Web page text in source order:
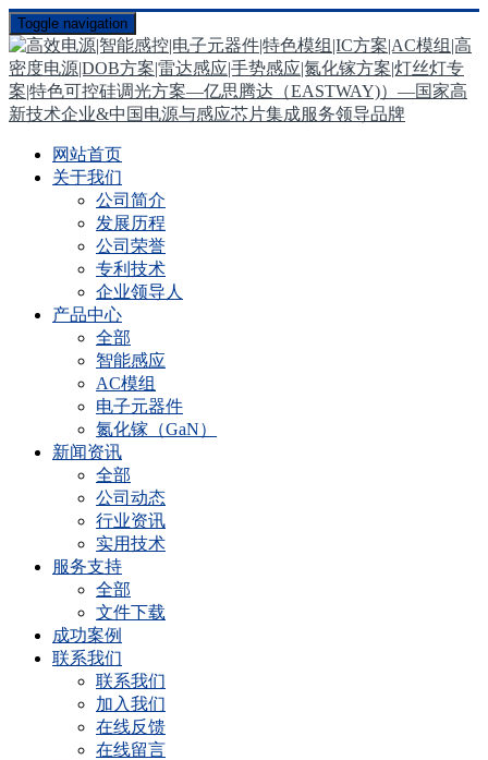
Toggle navigation
网站首页
关于我们
公司简介
发展历程
公司荣誉
专利技术
企业领导人
产品中心
全部
智能感应
AC模组
电子元器件
氮化镓（GaN）
新闻资讯
全部
公司动态
行业资讯
实用技术
服务支持
全部
文件下载
成功案例
联系我们
联系我们
加入我们
在线反馈
在线留言